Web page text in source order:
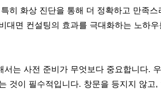
히 화상 진단을 통해 더 정확하고 만족
대면 컨설팅의 효과를 극대화하는 노하
서는 사전 준비가 무엇보다 중요합니다.
것이 필수적입니다. 창문을 등지지 않고